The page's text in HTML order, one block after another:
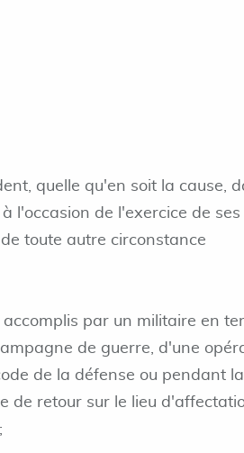
quelle qu'en soit la cause,
l'occasion de l'exercice de ses
toute autre circonstance
par un militaire en
de guerre, d'une
de la défense ou pendant la
de retour sur le lieu